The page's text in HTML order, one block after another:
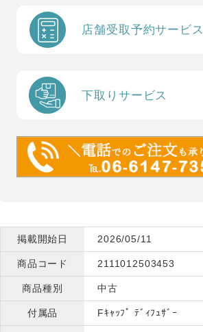
店舗受取予約サービス
下取りサービス
掲載開始日 2026/05/11
商品コード 2111012503453
商品種別 中古
付属品 Fｷｬｯﾌﾟ ﾃﾞｨﾌｭｻﾞｰ